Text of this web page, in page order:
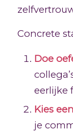
Concrete
Doe
eerlijke
Kies
je